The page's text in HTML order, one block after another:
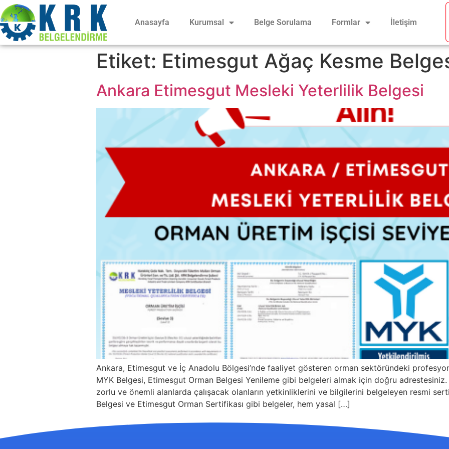
Anasayfa Kurumsal Belge Sorulama Formlar İletişim
Etiket: Etimesgut Ağaç Kesme
Ankara Etimesgut Mesleki Yeterlilik Belgesi
Ankara, Etimesgut ve İç Anadolu Bölgesi’nde faaliyet gösteren orman sektöründeki
MYK Belgesi, Etimesgut Orman Belgesi Yenileme gibi belgeleri almak için doğru
zorlu ve önemli alanlarda çalışacak olanların yetkinliklerini ve bilgilerini belgeleyen resmi
Belgesi ve Etimesgut Orman Sertifikası gibi belgeler, hem yasal […]